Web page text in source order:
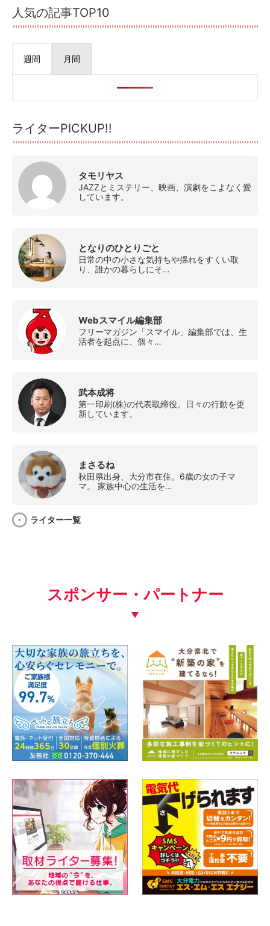
人気の記事TOP10
週間 月間
ライターPICKUP!!
タモリヤス
JAZZとミステリー、映画、演劇をこよなく愛
しています。
となりのひとりごと
日常の中の小さな気持ちや揺れをすくい取
り、誰かの暮らしにそ…
Webスマイル編集部
フリーマガジン「スマイル」編集部では、生
活者を起点に、個々…
武本成将
第一印刷(株)の代表取締役。日々の行動を更
新しています。
まさるね
秋田県出身、大分市在住。6歳の女の子マ
マ。 家族中心の生活を…
ライター一覧
スポンサー・パートナー